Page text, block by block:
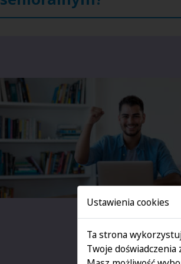
Ustawienia cookies
Ta strona
Twoje